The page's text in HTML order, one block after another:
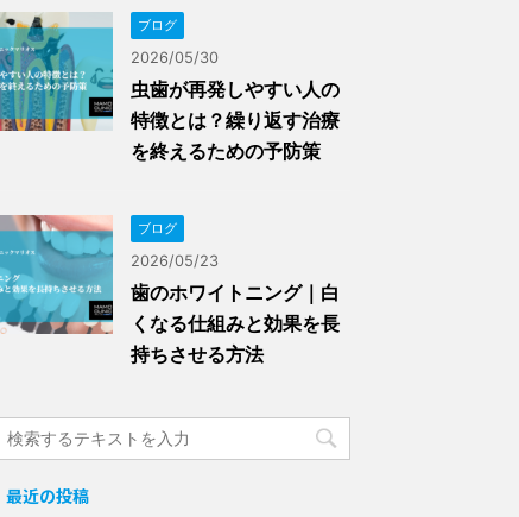
ブログ
2026/05/30
虫歯が再発しやすい人の
特徴とは？繰り返す治療
を終えるための予防策
ブログ
2026/05/23
歯のホワイトニング｜白
くなる仕組みと効果を長
持ちさせる方法
最近の投稿